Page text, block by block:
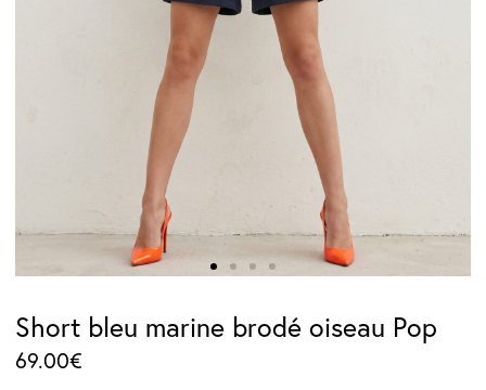
Short bleu marine brodé oiseau Pop
69.00€